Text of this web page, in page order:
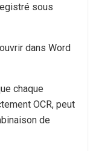
sous
dans Word
chaque
OCR, peut
de